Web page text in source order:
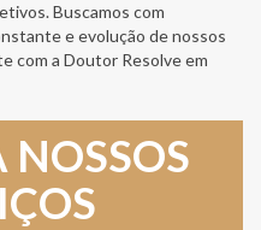
Buscamos com
e evolução de nossos
com a Doutor Resolve em